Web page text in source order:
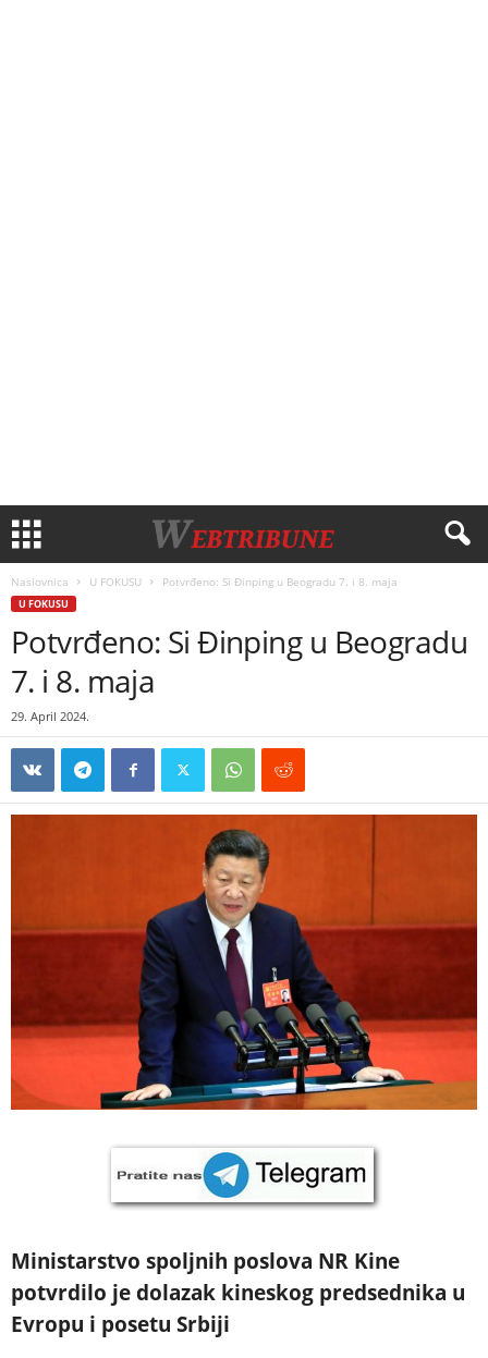
Naslovnica U FOKUSU Potvrđeno: Si Đinping u Beogradu 7. i 8. maja
U FOKUSU
Potvrđeno: Si Đinping u Beogradu
7. i 8. maja
29. April 2024.
Ministarstvo spoljnih poslova NR Kine
potvrdilo je dolazak kineskog predsednika u
Evropu i posetu Srbiji